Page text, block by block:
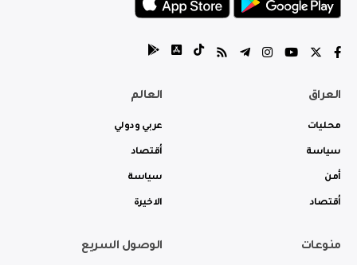
العراق
محليات
سياسة
أمن
أقتصاد
العالم
عربي ودولي
أقتصاد
سياسة
الاخيرة
منوعات الوصول السريع